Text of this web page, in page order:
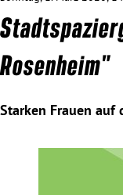
Themen
Menschenrechte
Bundestag
Obfrau im
Rosenheim"
Starken Frauen auf